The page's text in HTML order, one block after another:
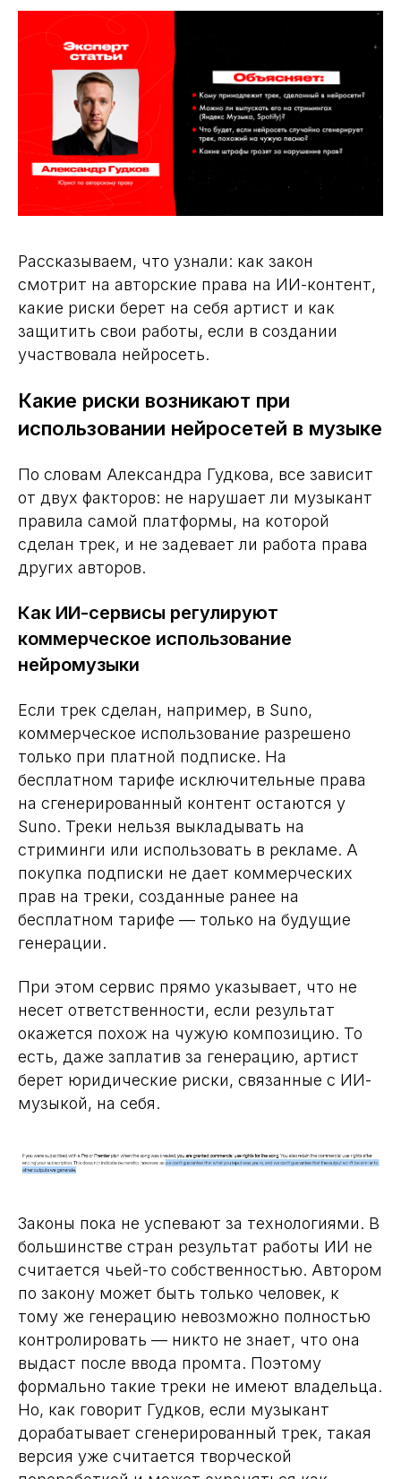
Рассказываем, что узнали: как закон
смотрит на авторские права на ИИ-контент,
какие риски берет на себя артист и как
защитить свои работы, если в создании
участвовала нейросеть.
Какие риски возникают при
использовании нейросетей в музыке
По словам Александра Гудкова, все зависит
от двух факторов: не нарушает ли музыкант
правила самой платформы, на которой
сделан трек, и не задевает ли работа права
других авторов.
Как ИИ-сервисы регулируют
коммерческое использование
нейромузыки
Если трек сделан, например, в Suno,
коммерческое использование разрешено
только при платной подписке. На
бесплатном тарифе исключительные права
на сгенерированный контент остаются у
Suno. Треки нельзя выкладывать на
стриминги или использовать в рекламе. А
покупка подписки не дает коммерческих
прав на треки, созданные ранее на
бесплатном тарифе — только на будущие
генерации.
При этом сервис прямо указывает, что не
несет ответственности, если результат
окажется похож на чужую композицию. То
есть, даже заплатив за генерацию, артист
берет юридические риски, связанные с ИИ-
музыкой, на себя.
Законы пока не успевают за технологиями. В
большинстве стран результат работы ИИ не
считается чьей-то собственностью. Автором
по закону может быть только человек, к
тому же генерацию невозможно полностью
контролировать — никто не знает, что она
выдаст после ввода промта. Поэтому
формально такие треки не имеют владельца.
Но, как говорит Гудков, если музыкант
дорабатывает сгенерированный трек, такая
версия уже считается творческой